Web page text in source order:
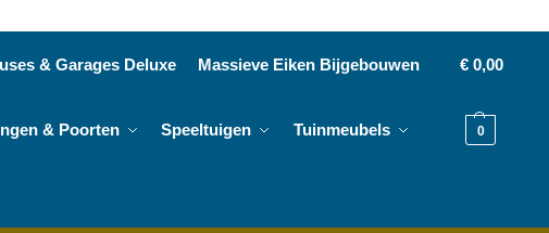
& Garages Deluxe Massieve Eiken Bijgebouwen
& Poorten Speeltuigen Tuinmeubels
€ 0,00
0